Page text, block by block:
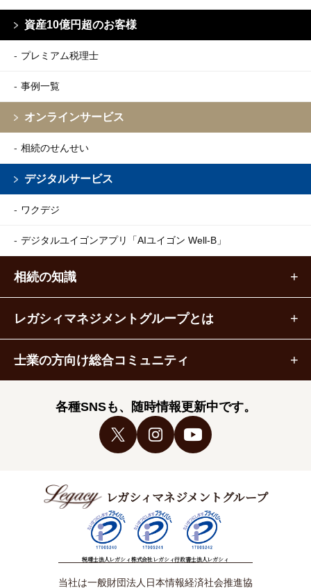
資産10億円超のお客様
プレミアム税理士
事例一覧
オンラインサービス
相続のせんせい
デジタルサービス
ワクデジ
デジタルユイゴンアプリ 「AIユイゴン Well-B」
相続の知識
レガシィマネジメントグループとは
士業の方向け総合コミュニティ
各種SNSも、随時情報更新中です。
レガシィマネジメントグループ
税理士法人レガシィ株式会社レガシィ行政書士法人レガシィ
当社は一般財団法人日本情報経済社会推進協